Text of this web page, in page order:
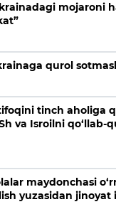
mojaroni
qurol
tinch aholiga
va Isroilni qo‘llab-
maydonchasi
yuzasidan jinoyat